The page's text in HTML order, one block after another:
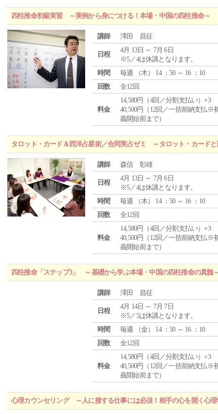
四柱推命初級実習 ～実例から身につける！本場・中国の四柱推命～
講師 澤田 昌征
日程
4月 13日 ～ 7月 6日
※5／4は休講となります。
時間
毎週 （木） 14 ：50 ～ 16 ：10
回数
全12回
料金
14,580円（4回／分割支払い）×3
40,500円（12回／一括前納支払※
義開始前まで）
タロット・カード＆西洋占星術／合同実占ゼミ ～タロット・カード
講師 森信 彰雄
日程
4月 13日 ～ 7月 6日
※5／4は休講となります。
時間
毎週 （木） 14 ：50 ～ 16 ：10
回数
全12回
料金
14,580円（4回／分割支払い）×3
40,500円（12回／一括前納支払※
義開始前まで）
四柱推命「ステップ3」 ～基礎から学ぶ本場・中国の四柱推命の真髄
講師 澤田 昌征
日程
4月 14日 ～ 7月 7日
※5／5は休講となります。
時間
毎週 （金） 14 ：50 ～ 16 ：10
回数
全12回
料金
14,580円（4回／分割支払い）×3
40,500円（12回／一括前納支払※
義開始前まで）
心理カウンセリング ～人に接する仕事には必須！相手の心を開く心理